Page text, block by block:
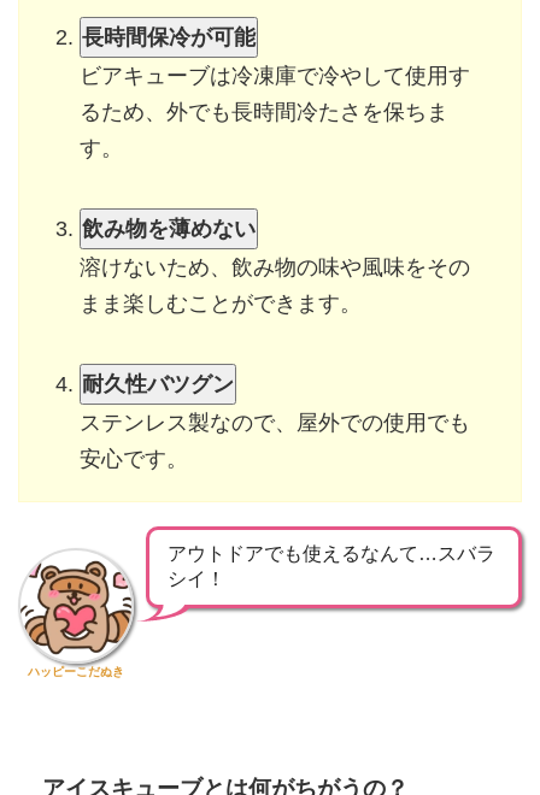
長時間保冷が可能
ビアキューブは冷凍庫で冷やして使用す
るため、外でも長時間冷たさを保ちま
す。
飲み物を薄めない
溶けないため、飲み物の味や風味をその
まま楽しむことができます。
耐久性バツグン
ステンレス製なので、屋外での使用でも
安心です。
ハッピーこだぬき
アウトドアでも使えるなんて…スバラ
シイ！
アイスキューブとは何がちがうの？